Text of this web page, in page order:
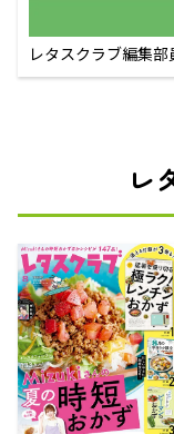
レタスクラブ編集
レ